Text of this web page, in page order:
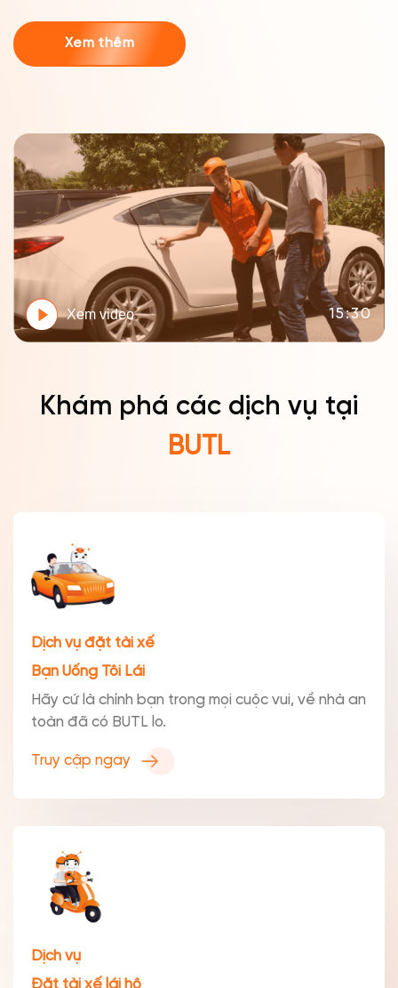
Xem thêm
Xem video 15:30
Khám phá các dịch vụ tại
BUTL
Dịch vụ đặt tài xế
Bạn Uống Tôi Lái
Hãy cứ là chính bạn trong mọi cuộc vui, về nhà an
toàn đã có BUTL lo.
Truy cập ngay
Dịch vụ
Đặt tài xế lái hộ